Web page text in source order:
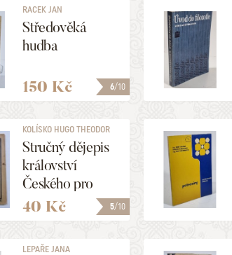
6/10
RACEK JAN
Středověká
hudba
150 Kč
5/10
KOLÍSKO HUGO THEODOR
Stručný dějepis
království
Českého pro
mládež
40 Kč
LEPAŘE JANA